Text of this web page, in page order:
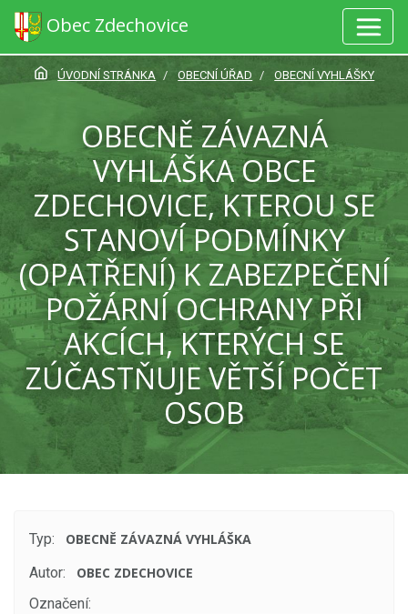
Obec Zdechovice
ÚVODNÍ STRÁNKA OBECNÍ ÚŘAD OBECNÍ VYHLÁŠKY
OBECNĚ ZÁVAZNÁ
VYHLÁŠKA OBCE
ZDECHOVICE, KTEROU SE
STANOVÍ PODMÍNKY
(OPATŘENÍ) K ZABEZPEČENÍ
POŽÁRNÍ OCHRANY PŘI
AKCÍCH, KTERÝCH SE
ZÚČASTŇUJE VĚTŠÍ POČET
OSOB
Typ:
OBECNĚ ZÁVAZNÁ VYHLÁŠKA
Autor:
OBEC ZDECHOVICE
Označení: